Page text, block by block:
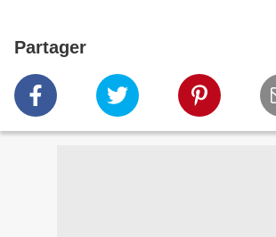
Partager